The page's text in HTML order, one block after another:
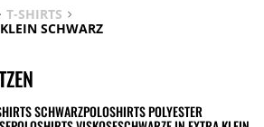
T-SHIRTS
SCHWARZ
SCHWARZPOLOSHIRTS POLYESTER